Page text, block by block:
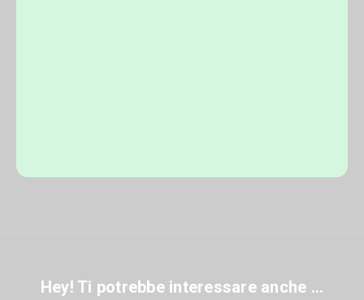
Hey! Ti potrebbe interessare anche ...